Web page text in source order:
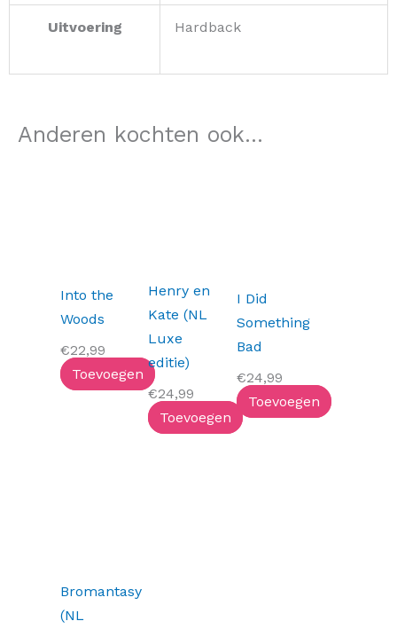
Uitvoering Hardback
Anderen kochten ook...
Into the
Woods
€22,99
Toevoegen
Henry en
Kate (NL
Luxe
editie)
€24,99
Toevoegen
I Did
Something
Bad
€24,99
Toevoegen
Bromantasy
(NL